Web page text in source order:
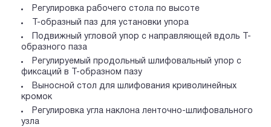
Регулировка рабочего стола по высоте
Т-образный паз для установки упора
Подвижный угловой упор с направляющей вдоль Т-
образного паза
Регулируемый продольный шлифовальный упор с
фиксаций в Т-образном пазу
Выносной стол для шлифования криволинейных
кромок
Регулировка угла наклона ленточно-шлифовального
узла